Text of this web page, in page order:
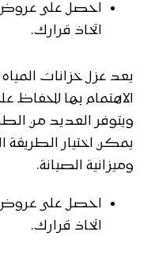
احصل على
اتخاذ قرارك.
يعد عزل خزانات
الاهتمام بها للحفاظ
ويتوفر العديد من
يمكن اختيار الطريقة
وميزانية الصيانة.
احصل على
اتخاذ قرارك.